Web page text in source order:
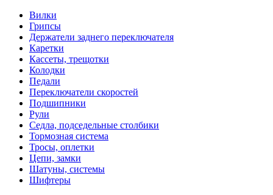
Вилки
Грипсы
Держатели заднего переключателя
Каретки
Кассеты, трещотки
Колодки
Педали
Переключатели скоростей
Подшипники
Рули
Седла, подседельные столбики
Тормозная система
Тросы, оплетки
Цепи, замки
Шатуны, системы
Шифтеры